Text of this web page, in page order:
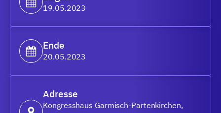
19.05.2023
Ende
20.05.2023
Adresse
Kongresshaus Garmisch-Partenkirchen,